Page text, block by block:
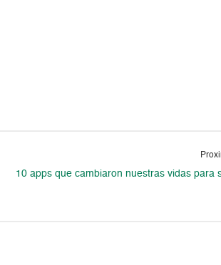
10 apps que cambiaron nuestras vidas para